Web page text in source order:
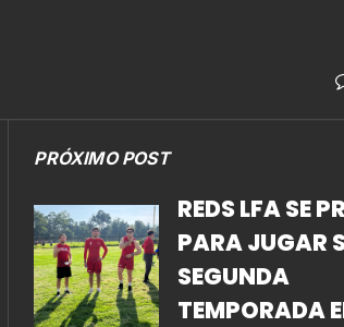
PRÓXIMO POST
REDS LFA SE
PARA JUGAR
SEGUNDA
TEMPORADA